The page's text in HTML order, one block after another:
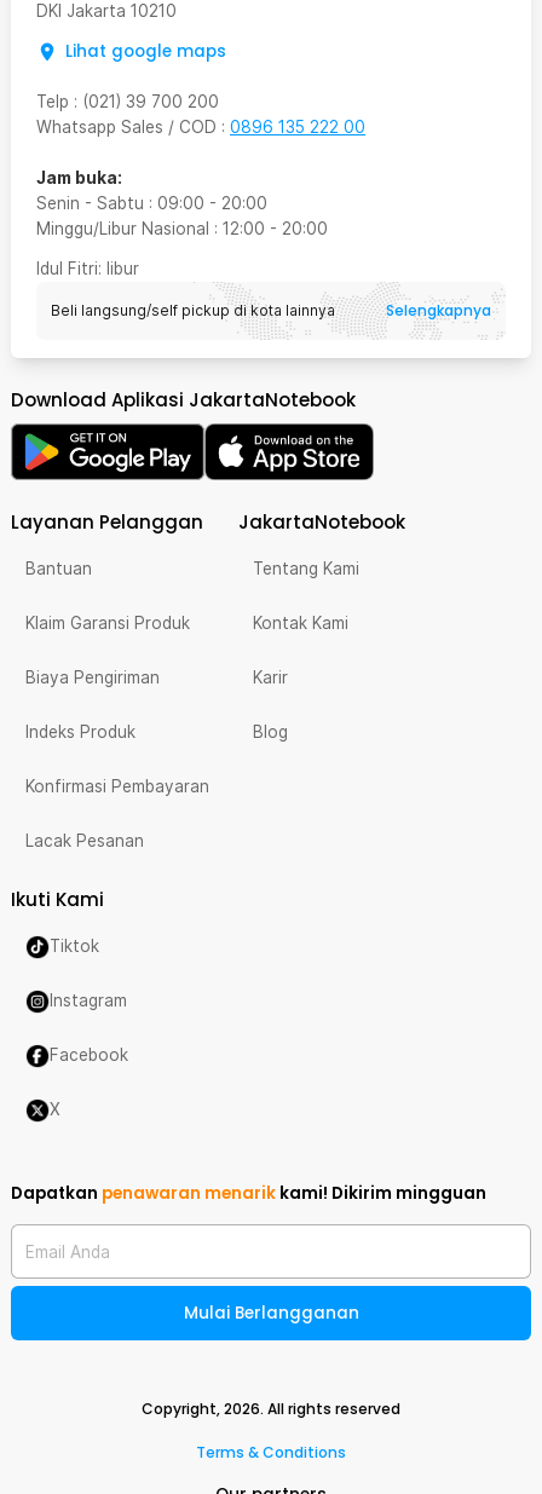
DKI Jakarta 10210
Lihat google maps
Telp : (021) 39 700 200
Whatsapp Sales / COD : 0896 135 222 00
Jam buka:
Senin - Sabtu : 09:00 - 20:00
Minggu/Libur Nasional : 12:00 - 20:00
Idul Fitri: libur
Beli langsung/self pickup di kota lainnya Selengkapnya
Download Aplikasi JakartaNotebook
Layanan Pelanggan
Bantuan
Klaim Garansi Produk
Biaya Pengiriman
Indeks Produk
Konfirmasi Pembayaran
Lacak Pesanan
JakartaNotebook
Tentang Kami
Kontak Kami
Karir
Blog
Ikuti Kami
Tiktok
Instagram
Facebook
X
Dapatkan penawaran menarik kami! Dikirim mingguan
Email Anda
Mulai Berlangganan
Copyright,2026. All rights reserved
Terms & Conditions